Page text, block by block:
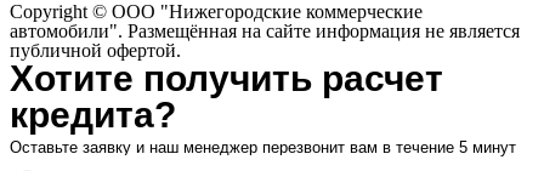
Copyright © ООО "Нижегородские коммерческие
автомобили". Размещённая на сайте информация не является
публичной офертой.
Хотите получить расчет
кредита?
Оставьте заявку и наш менеджер перезвонит вам в течение 5 минут